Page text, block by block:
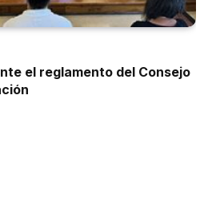
el reglamento del Consejo